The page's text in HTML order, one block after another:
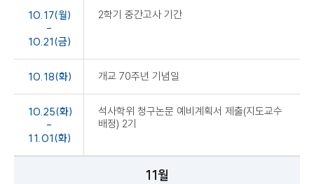
10.17(월)
-
10.21(금)
2학기 중간고사 기간
10.18(화) 개교 70주년 기념일
10.25(화)
-
11.01(화)
석사학위 청구논문 예비계획서 제출(지도교수
배정) 2기
11월